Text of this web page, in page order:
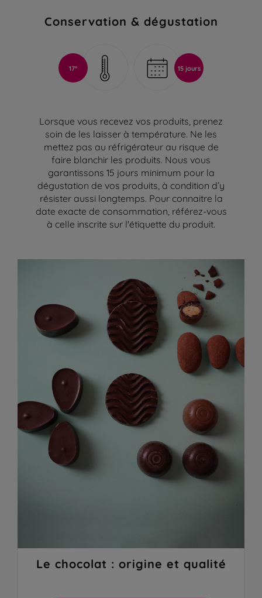
Conservation & dégustation
17° 15 jours
Lorsque vous recevez vos produits, prenez
soin de les laisser à température. Ne les
mettez pas au réfrigérateur au risque de
faire blanchir les produits. Nous vous
garantissons 15 jours minimum pour la
dégustation de vos produits, à condition d’y
résister aussi longtemps. Pour connaitre la
date exacte de consommation, référez-vous
à celle inscrite sur l'étiquette du produit.
Le chocolat : origine et qualité